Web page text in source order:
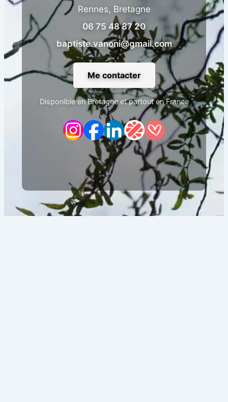
Rennes, Bretagne
06 75 48 87 20
baptiste.vanoni@gmail.com
Me contacter
Disponible en Bretagne et partout en France